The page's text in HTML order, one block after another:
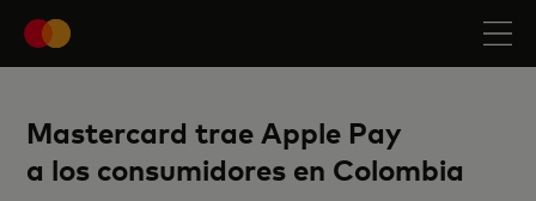
Mastercard trae Apple Pay
a los consumidores en Colombia